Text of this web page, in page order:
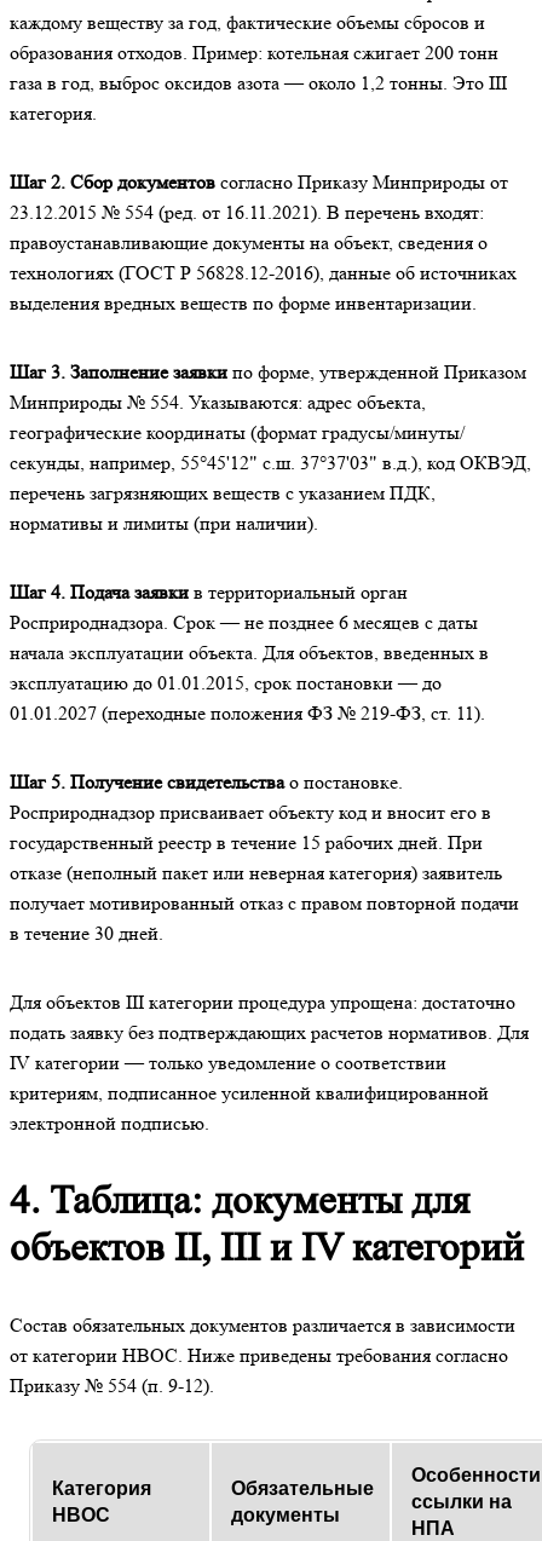
каждому веществу за год, фактические объемы сбросов и
образования отходов. Пример: котельная сжигает 200 тонн
газа в год, выброс оксидов азота — около 1,2 тонны. Это III
категория.
Шаг 2. Сбор документов согласно Приказу Минприроды от
23.12.2015 № 554 (ред. от 16.11.2021). В перечень входят:
правоустанавливающие документы на объект, сведения о
технологиях (ГОСТ Р 56828.12-2016), данные об источниках
выделения вредных веществ по форме инвентаризации.
Шаг 3. Заполнение заявки по форме, утвержденной Приказом
Минприроды № 554. Указываются: адрес объекта,
географические координаты (формат градусы/минуты/
секунды, например, 55°45'12" с.ш. 37°37'03" в.д.), код ОКВЭД,
перечень загрязняющих веществ с указанием ПДК,
нормативы и лимиты (при наличии).
Шаг 4. Подача заявки в территориальный орган
Росприроднадзора. Срок — не позднее 6 месяцев с даты
начала эксплуатации объекта. Для объектов, введенных в
эксплуатацию до 01.01.2015, срок постановки — до
01.01.2027 (переходные положения ФЗ № 219-ФЗ, ст. 11).
Шаг 5. Получение свидетельствао постановке.
Росприроднадзор присваивает объекту код и вносит его в
государственный реестр в течение 15 рабочих дней. При
отказе (неполный пакет или неверная категория) заявитель
получает мотивированный отказ с правом повторной подачи
в течение 30 дней.
Для объектов III категории процедура упрощена: достаточно
подать заявку без подтверждающих расчетов нормативов. Для
IV категории — только уведомление о соответствии
критериям, подписанное усиленной квалифицированной
электронной подписью.
4. Таблица: документы для
объектов II, III и IV категорий
Состав обязательных документов различается в зависимости
от категории НВОС. Ниже приведены требования согласно
Приказу № 554 (п. 9-12).
Категория
НВОС
Обязательные
документы
ссылки на
НПА